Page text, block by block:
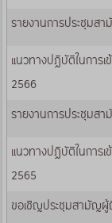
รายงานการประชุมส
แนวทางปฏิบัติในการ
2566
รายงานการประชุมส
แนวทางปฏิบัติในการ
2565
ขอเชิญประชุมสามัญผู้